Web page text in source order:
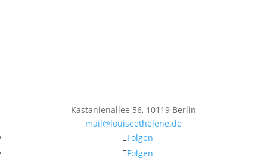
Kastanienallee 56, 10119 Berlin
mail@louiseethelene.de
Folgen
Folgen